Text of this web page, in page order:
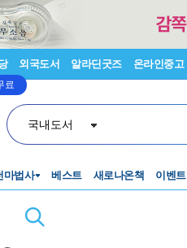
료
외국도서 알라딘굿즈 온라인중고
국내도서
마법사 베스트 새로나온책 이벤트